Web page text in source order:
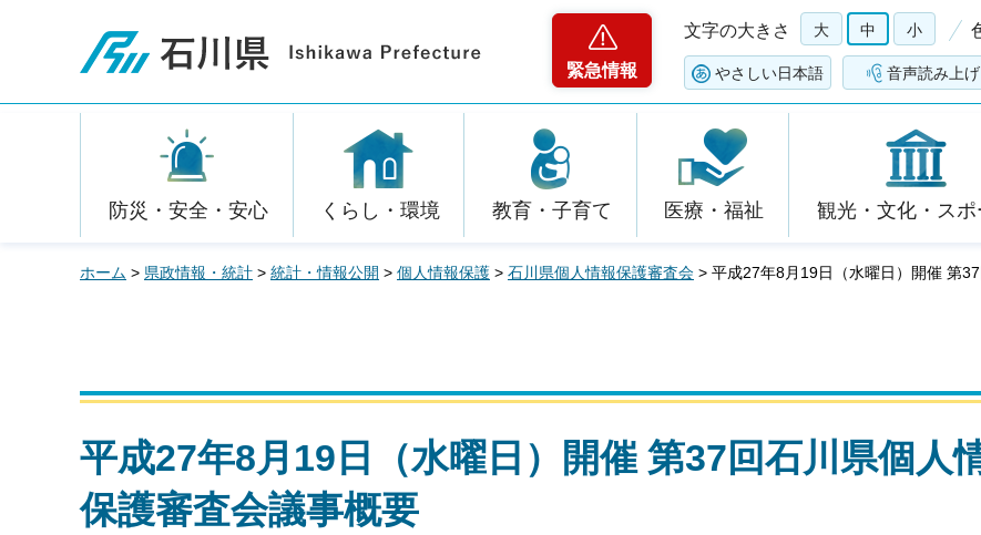
石川県
緊急情報
文字の大きさ 大 中 小
やさしい日本語 音声読み上げ
防災・安全・安心 くらし・環境 教育・子育て 医療・福祉 観光・文化・スポ
ホーム > 県政情報・統計 > 統計・情報公開 > 個人情報保護 > 石川県個人情報保護審査会 > 平成27年8月19日（水曜日）開催 第
平成27年8月19日（水曜日）開催 第37回石川県個人
保護審査会議事概要